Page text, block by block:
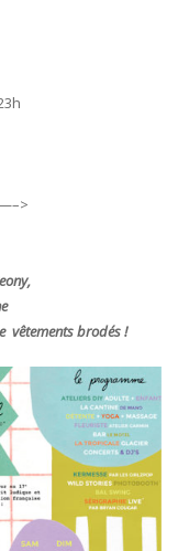
vêtements brodés !